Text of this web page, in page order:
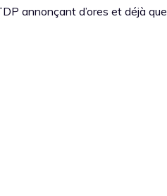
annonçant d’ores et déjà que